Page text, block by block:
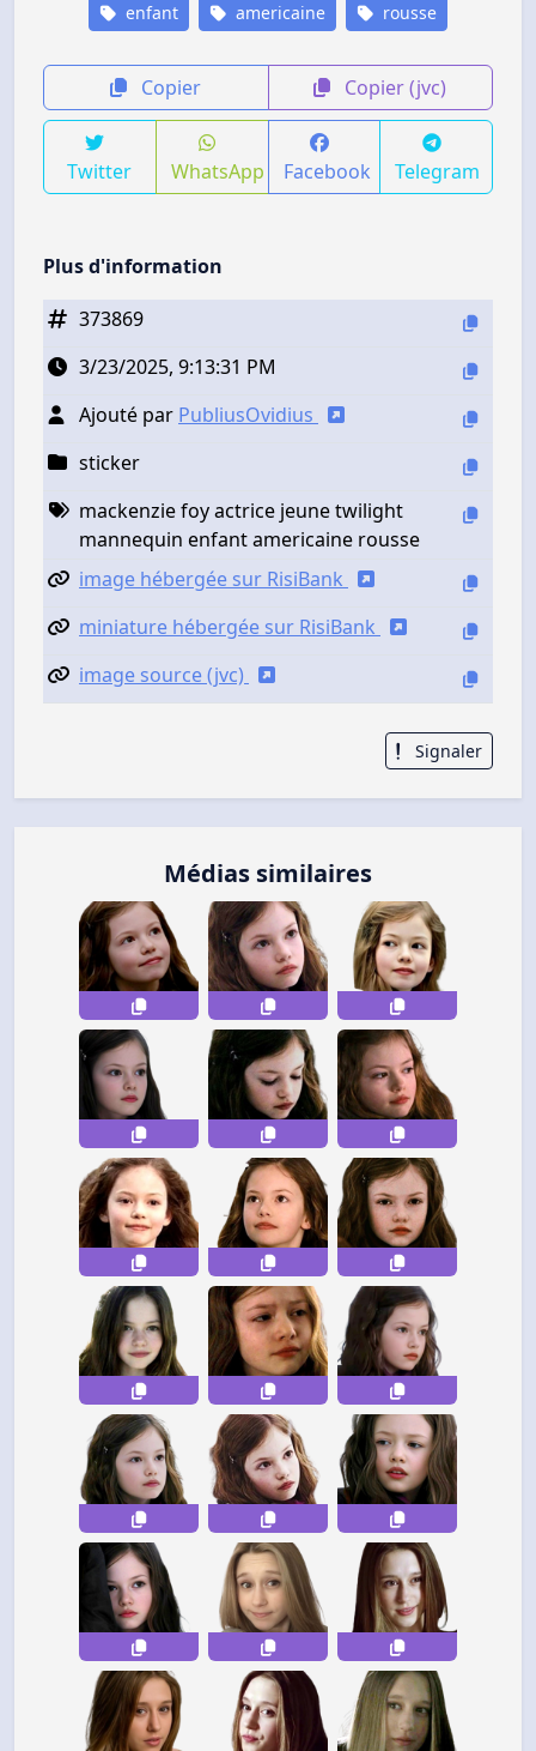
enfant americaine rousse
Copier Copier (jvc)
Twitter WhatsApp Facebook Telegram
Plus d'information
373869
3/23/2025, 9:13:31 PM
Ajouté par PubliusOvidius
sticker
mackenzie foy actrice jeune twilight
mannequin enfant americaine rousse
image hébergée sur RisiBank
miniature hébergée sur RisiBank
image source (jvc)
Signaler
Médias similaires